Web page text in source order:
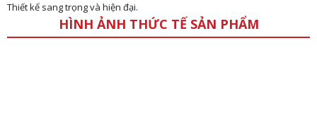
Thiết kế sang trọng và hiện đại.
HÌNH ẢNH THỨC TẾ SẢN PHẨM